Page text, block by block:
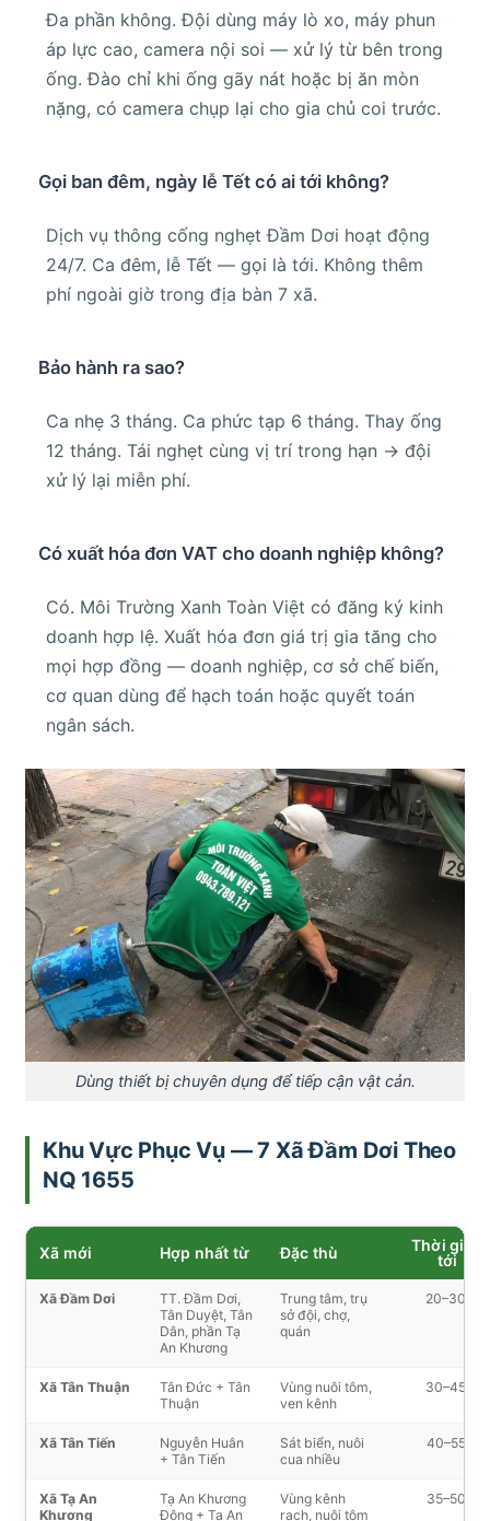
Đa phần không. Đội dùng máy lò xo, máy phun
áp lực cao, camera nội soi — xử lý từ bên trong
ống. Đào chỉ khi ống gãy nát hoặc bị ăn mòn
nặng, có camera chụp lại cho gia chủ coi trước.
Gọi ban đêm, ngày lễ Tết có ai tới không?
Dịch vụ thông cống nghẹt Đầm Dơi hoạt động
24/7. Ca đêm, lễ Tết — gọi là tới. Không thêm
phí ngoài giờ trong địa bàn 7 xã.
Bảo hành ra sao?
Ca nhẹ 3 tháng. Ca phức tạp 6 tháng. Thay ống
12 tháng. Tái nghẹt cùng vị trí trong hạn → đội
xử lý lại miễn phí.
Có xuất hóa đơn VAT cho doanh nghiệp không?
Có. Môi Trường Xanh Toàn Việt có đăng ký kinh
doanh hợp lệ. Xuất hóa đơn giá trị gia tăng cho
mọi hợp đồng — doanh nghiệp, cơ sở chế biến,
cơ quan dùng để hạch toán hoặc quyết toán
ngân sách.
Dùng thiết bị chuyên dụng để tiếp cận vật cản.
Khu Vực Phục Vụ — 7 Xã Đầm Dơi Theo
NQ 1655
Xã mới Hợp nhất từ Đặc thù
Thời gian
tới
Xã Đầm Dơi
TT. Đầm Dơi,
Tân Duyệt, Tân
Dân, phần Tạ
An Khương
Trung tâm, trụ
sở đội, chợ,
quán
20–30′
Xã Tân Thuận
Tân Đức + Tân
Thuận
Vùng nuôi tôm,
ven kênh
30–45′
Xã Tân Tiến
Nguyễn Huân
+ Tân Tiến
Sát biển, nuôi
cua nhiều
40–55′
Xã Tạ An
Khương
Tạ An Khương
Đông + Tạ An
Vùng kênh
rạch, nuôi tôm
35–50′